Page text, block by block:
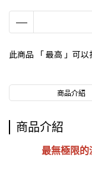
此商品 「 最高 」可
商品介紹
商品介紹
最無極限的